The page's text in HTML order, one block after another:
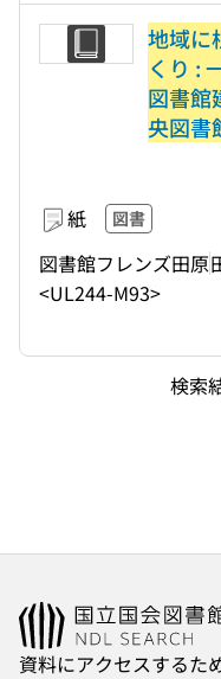
地域に
くり :
図書館
央図書
紙 図書
図書館フレンズ田原
<UL244-M93>
検索
資料にアクセスするた